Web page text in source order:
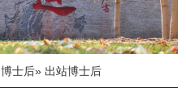
博士后» 出站博士后